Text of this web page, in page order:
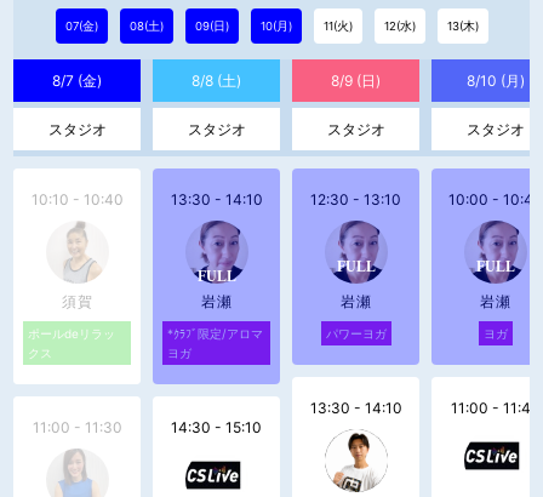
07(金) 08(土) 09(日) 10(月) 11(火) 12(水) 13(木)
8/7 (金)
スタジオ
8/8 (土)
スタジオ
8/9 (日)
スタジオ
8/10 (月)
スタジオ
10:10 - 10:40
須賀
ポールdeリラッ
クス
11:00 - 11:30
13:30 - 14:10
岩瀬
*ｸﾗﾌﾞ限定/アロマ
ヨガ
14:30 - 15:10
12:30 - 13:10
岩瀬
パワーヨガ
13:30 - 14:10
10:00 - 10:40
岩瀬
ヨガ
11:00 - 11:40